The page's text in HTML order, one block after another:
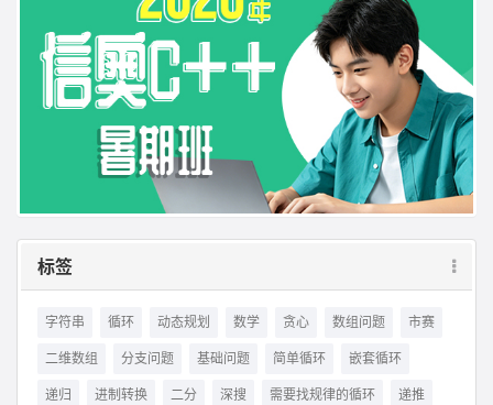
标签
字符串 循环 动态规划 数学 贪心 数组问题
市赛
二维数组
分支问题 基础问题 简单循环
嵌套循环
递归
进制转换 二分 深搜 需要找规律的循环
递推